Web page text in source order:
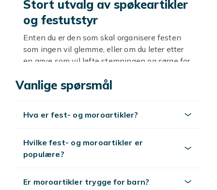
Stort utvalg av spøkeartikler
og festutstyr
Enten du er den som skal organisere festen
som ingen vil glemme, eller om du leter etter
en gave som vil løfte stemningen og sørge for
Her hos Fyndiq finner du et stort utvalg av
deg shoppe mer og virkelig pynte opp festen
skal være både gøy å shoppe til festen og å
ha festen. Hva synes du?
Vanlige spørsmål
Hva er fest- og moroartikler?
Hvilke fest- og moroartikler er
populære?
Er moroartikler trygge for barn?